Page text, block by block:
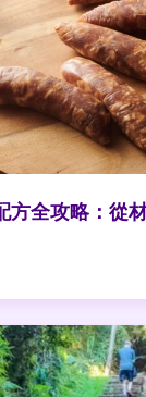
方全攻略：從